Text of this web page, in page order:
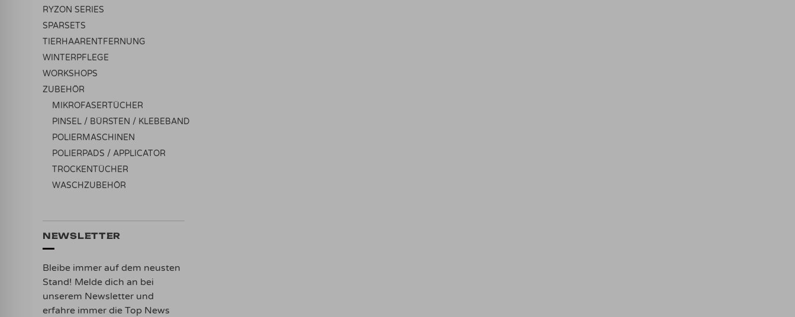
RYZON SERIES
SPARSETS
TIERHAARENTFERNUNG
WINTERPFLEGE
WORKSHOPS
ZUBEHÖR
MIKROFASERTÜCHER
PINSEL / BÜRSTEN / KLEBEBAND
POLIERMASCHINEN
POLIERPADS / APPLICATOR
TROCKENTÜCHER
WASCHZUBEHÖR
NEWSLETTER
Bleibe immer auf dem neusten
Stand! Melde dich an bei
unserem Newsletter und
erfahre immer die Top News